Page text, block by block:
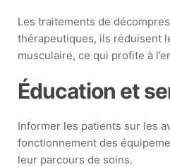
Les traitements de
thérapeutiques, ils réduisent
musculaire, ce qui profite à
Éducation et
Informer les patients sur les
fonctionnement des
leur parcours de soins.